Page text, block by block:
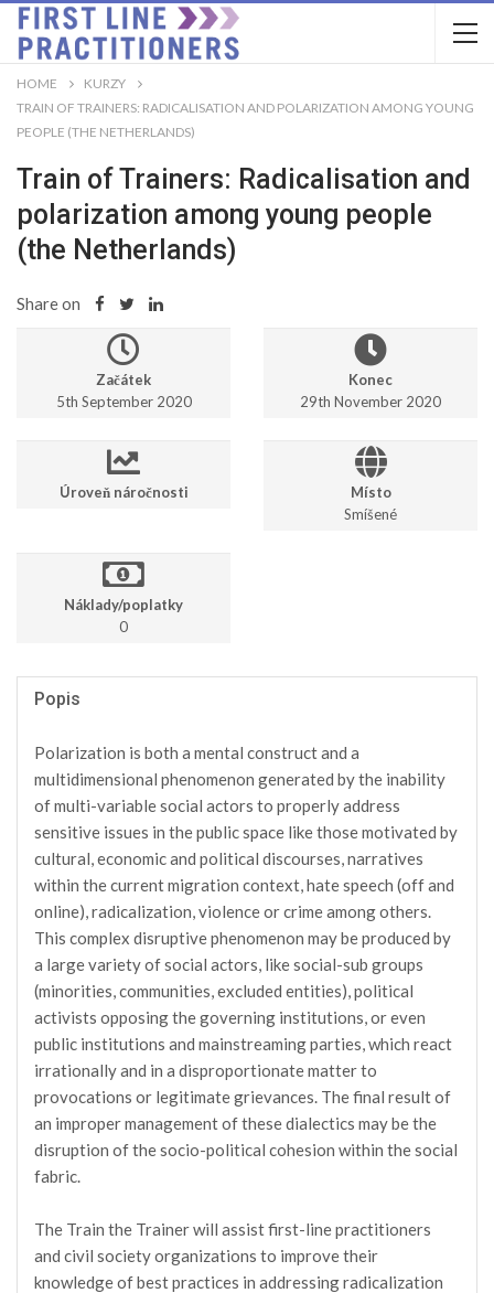
HOME
KURZY
TRAIN OF TRAINERS: RADICALISATION AND POLARIZATION AMONG YOUNG
PEOPLE (THE NETHERLANDS)
Train of Trainers: Radicalisation and
polarization among young people
(the Netherlands)
Share on
Začátek
5th September 2020
Konec
29th November 2020
Úroveň náročnosti
Místo
Smíšené
Náklady/poplatky
0
Popis
Polarization is both a mental construct and a
multidimensional phenomenon generated by the inability
of multi-variable social actors to properly address
sensitive issues in the public space like those motivated by
cultural, economic and political discourses, narratives
within the current migration context, hate speech (off and
online), radicalization, violence or crime among others.
This complex disruptive phenomenon may be produced by
a large variety of social actors, like social-sub groups
(minorities, communities, excluded entities), political
activists opposing the governing institutions, or even
public institutions and mainstreaming parties, which react
irrationally and in a disproportionate matter to
provocations or legitimate grievances. The final result of
an improper management of these dialectics may be the
disruption of the socio-political cohesion within the social
fabric.
The Train the Trainer will assist first-line practitioners
and civil society organizations to improve their
knowledge of best practices in addressing radicalization